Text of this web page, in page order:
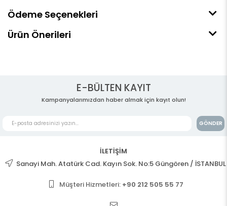
Ödeme Seçenekleri
Ürün Önerileri
E-BÜLTEN KAYIT
Kampanyalarımızdan haber almak için kayıt olun!
GÖNDER
İLETİŞİM
Sanayi Mah. Atatürk Cad. Kayın Sok. No:5 Güngören / İSTANBUL
Müşteri Hizmetleri: +90 212 505 55 77